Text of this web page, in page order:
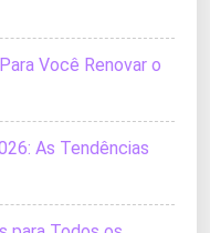
Você Renovar o
As Tendências